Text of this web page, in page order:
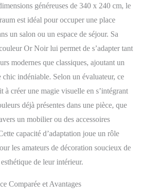
généreuses de 340 x 240 cm, le
est idéal pour occuper une place
un salon ou un espace de séjour. Sa
Or Noir lui permet de s’adapter tant
modernes que classiques, ajoutant un
chic indéniable. Selon un évaluateur, ce
à créer une magie visuelle en s’intégrant
déjà présentes dans une pièce, que
un mobilier ou des accessoires
capacité d’adaptation joue un rôle
les amateurs de décoration soucieux de
de leur intérieur.
Comparée et Avantages